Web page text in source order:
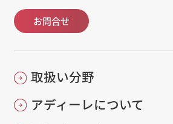
お問合せ
取扱い分野
アディーレについて